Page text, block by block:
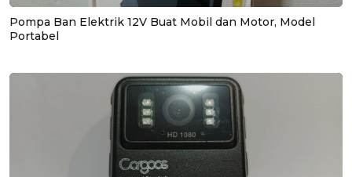
Pompa Ban Elektrik 12V Buat Mobil dan Motor, Model
Portabel